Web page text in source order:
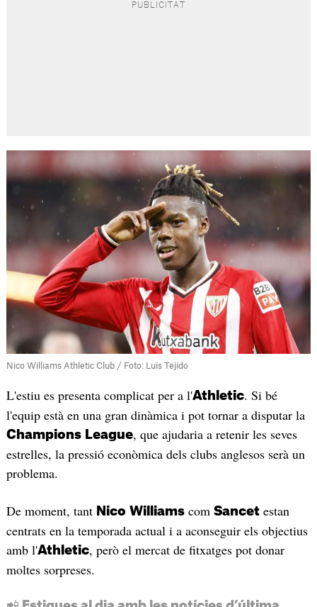
Nico Williams Athletic Club / Foto: Luis Tejido
L'estiu es presenta complicat per a l'Athletic. Si bé
l'equip està en una gran dinàmica i pot tornar a disputar la
Champions League, que ajudaria a retenir les seves
estrelles, la pressió econòmica dels clubs anglesos serà un
problema.
De moment, tant Nico Williamscom Sancetestan
centrats en la temporada actual i a aconseguir els objectius
amb l'Athletic, però el mercat de fitxatges pot donar
moltes sorpreses.